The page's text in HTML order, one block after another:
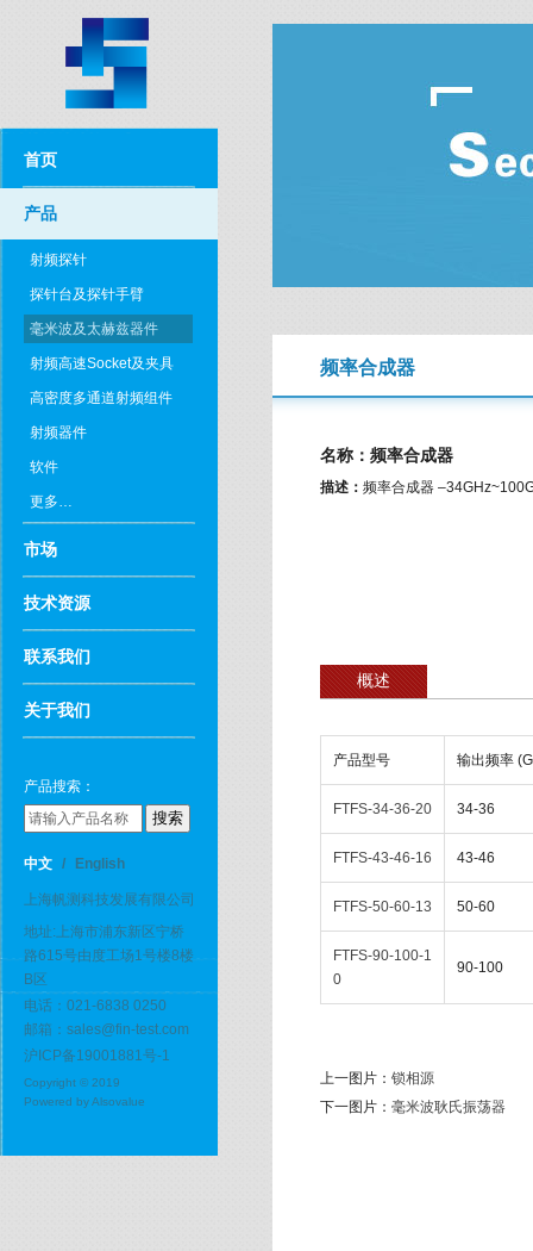
首页
产品
射频探针
探针台及探针手臂
毫米波及太赫兹器件
射频高速Socket及夹具
高密度多通道射频组件
射频器件
软件
更多…
市场
技术资源
联系我们
关于我们
产品搜索：
中文 / English
上海帆测科技发展有限公司
地址:上海市浦东新区宁桥
路615号由度工场1号楼8楼
B区
电话：021-6838 0250
邮箱：sales@fin-test.com
沪ICP备19001881号-1
Copyright © 2019
Powered byAlsovalue
频率合成器
名称：频率合成器
描述： 频率合成器
概述
产品型号 输出频率
FTFS-34-36-20 34-36
FTFS-43-46-16 43-46
FTFS-50-60-13 50-60
FTFS-90-100-1
0
90-100
上一图片： 锁相源
下一图片： 毫米波耿氏振荡器